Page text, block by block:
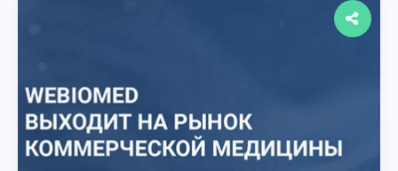
обучения, позволяющую на основе анализа жалоб